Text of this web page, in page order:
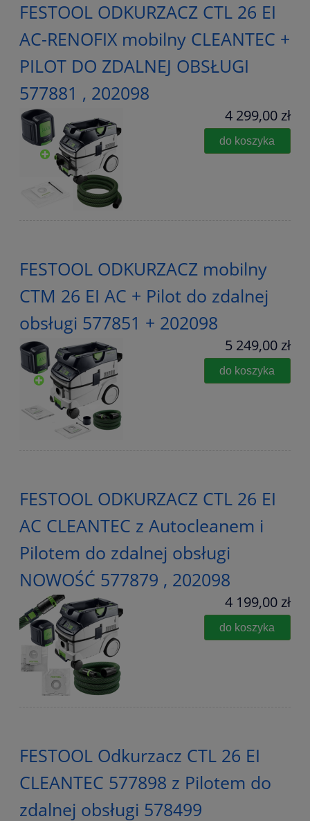
FESTOOL ODKURZACZ CTL 26 EI
AC-RENOFIX mobilny CLEANTEC +
PILOT DO ZDALNEJ OBSŁUGI
577881 , 202098
4 299,00 zł
do koszyka
FESTOOL ODKURZACZ mobilny
CTM 26 EI AC + Pilot do zdalnej
obsługi 577851 + 202098
5 249,00 zł
do koszyka
FESTOOL ODKURZACZ CTL 26 EI
AC CLEANTEC z Autocleanem i
Pilotem do zdalnej obsługi
NOWOŚĆ 577879 , 202098
4 199,00 zł
do koszyka
FESTOOL Odkurzacz CTL 26 EI
CLEANTEC 577898 z Pilotem do
zdalnej obsługi 578499